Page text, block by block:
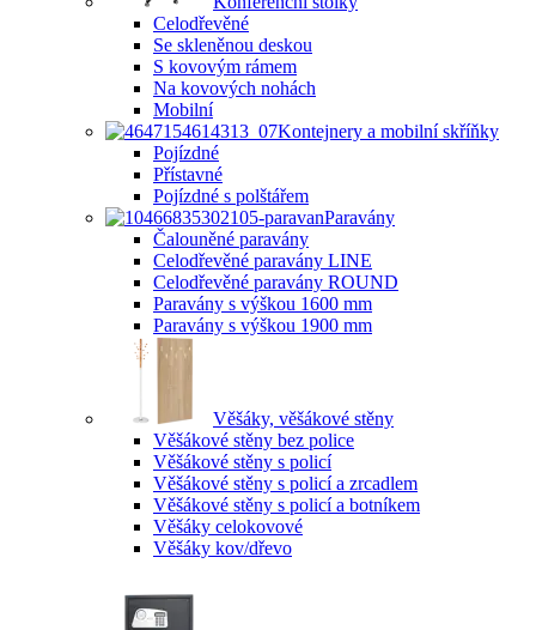
Celodřevěné
Se skleněnou deskou
S kovovým rámem
Na kovových nohách
Mobilní
Kontejnery a mobilní skříňky
Pojízdné
Přístavné
Pojízdné s polštářem
Paravány
Čalouněné paravány
Celodřevěné paravány LINE
Celodřevěné paravány ROUND
Paravány s výškou 1600 mm
Paravány s výškou 1900 mm
Věšáky, věšákové stěny
Věšákové stěny bez police
Věšákové stěny s policí
Věšákové stěny s policí a zrcadlem
Věšákové stěny s policí a botníkem
Věšáky celokovové
Věšáky kov/dřevo